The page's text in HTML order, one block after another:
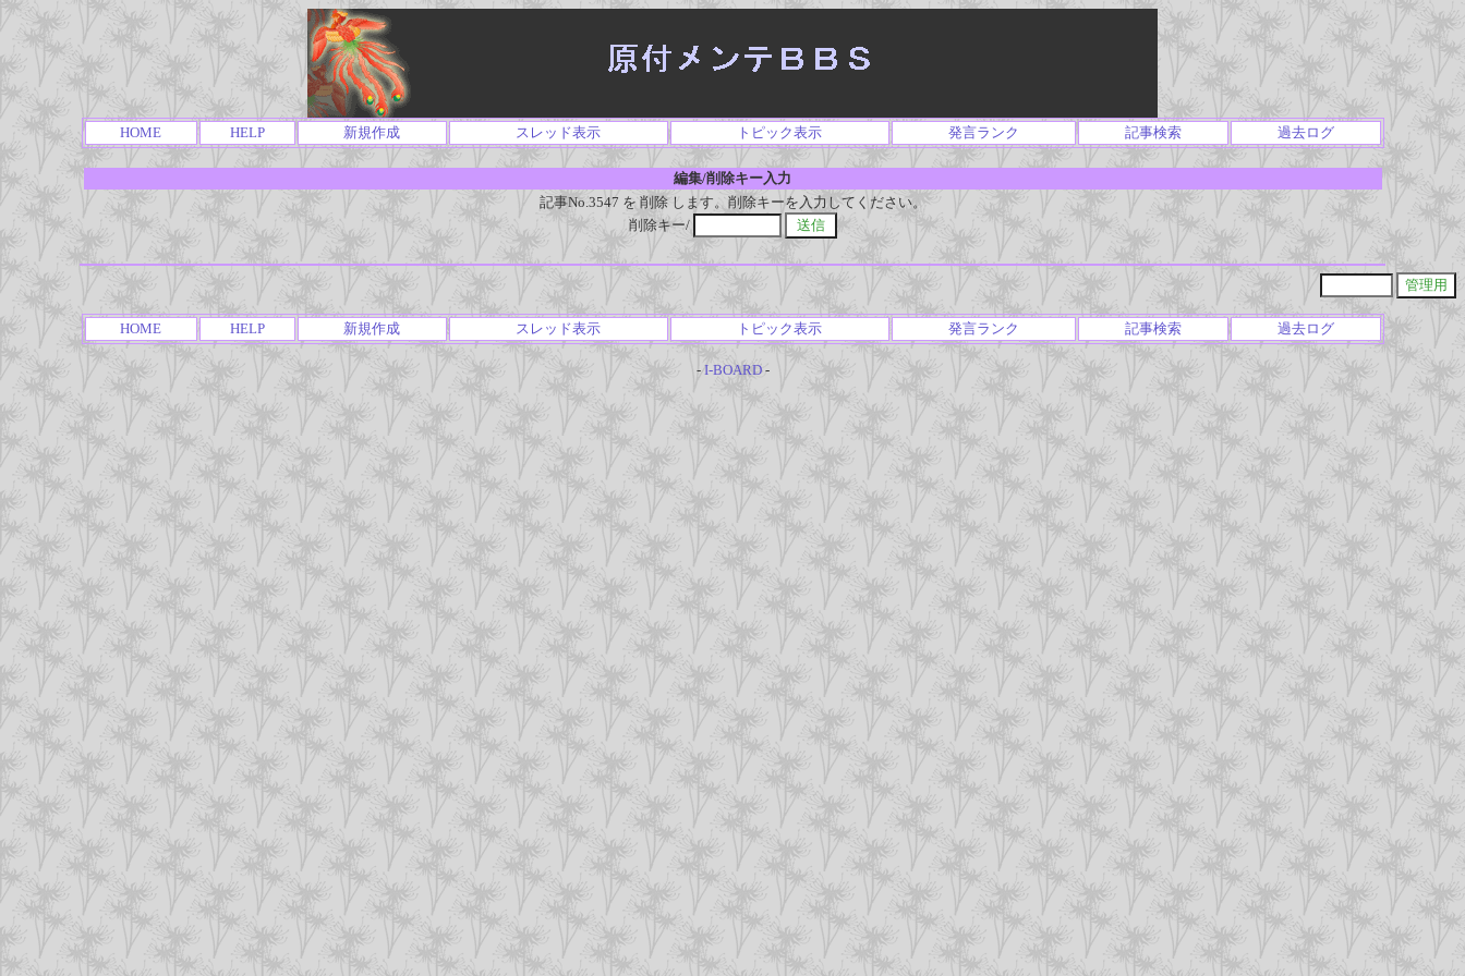
HOME HELP 新規作成 スレッド表示 トピック表示 発言ランク 記事検索 過去ログ
編集/削除キー入力
記事No.3547 を 削除 します。削除キーを入力してください。
削除キー/
HOME HELP 新規作成 スレッド表示 トピック表示 発言ランク 記事検索 過去ログ
- I-BOARD-